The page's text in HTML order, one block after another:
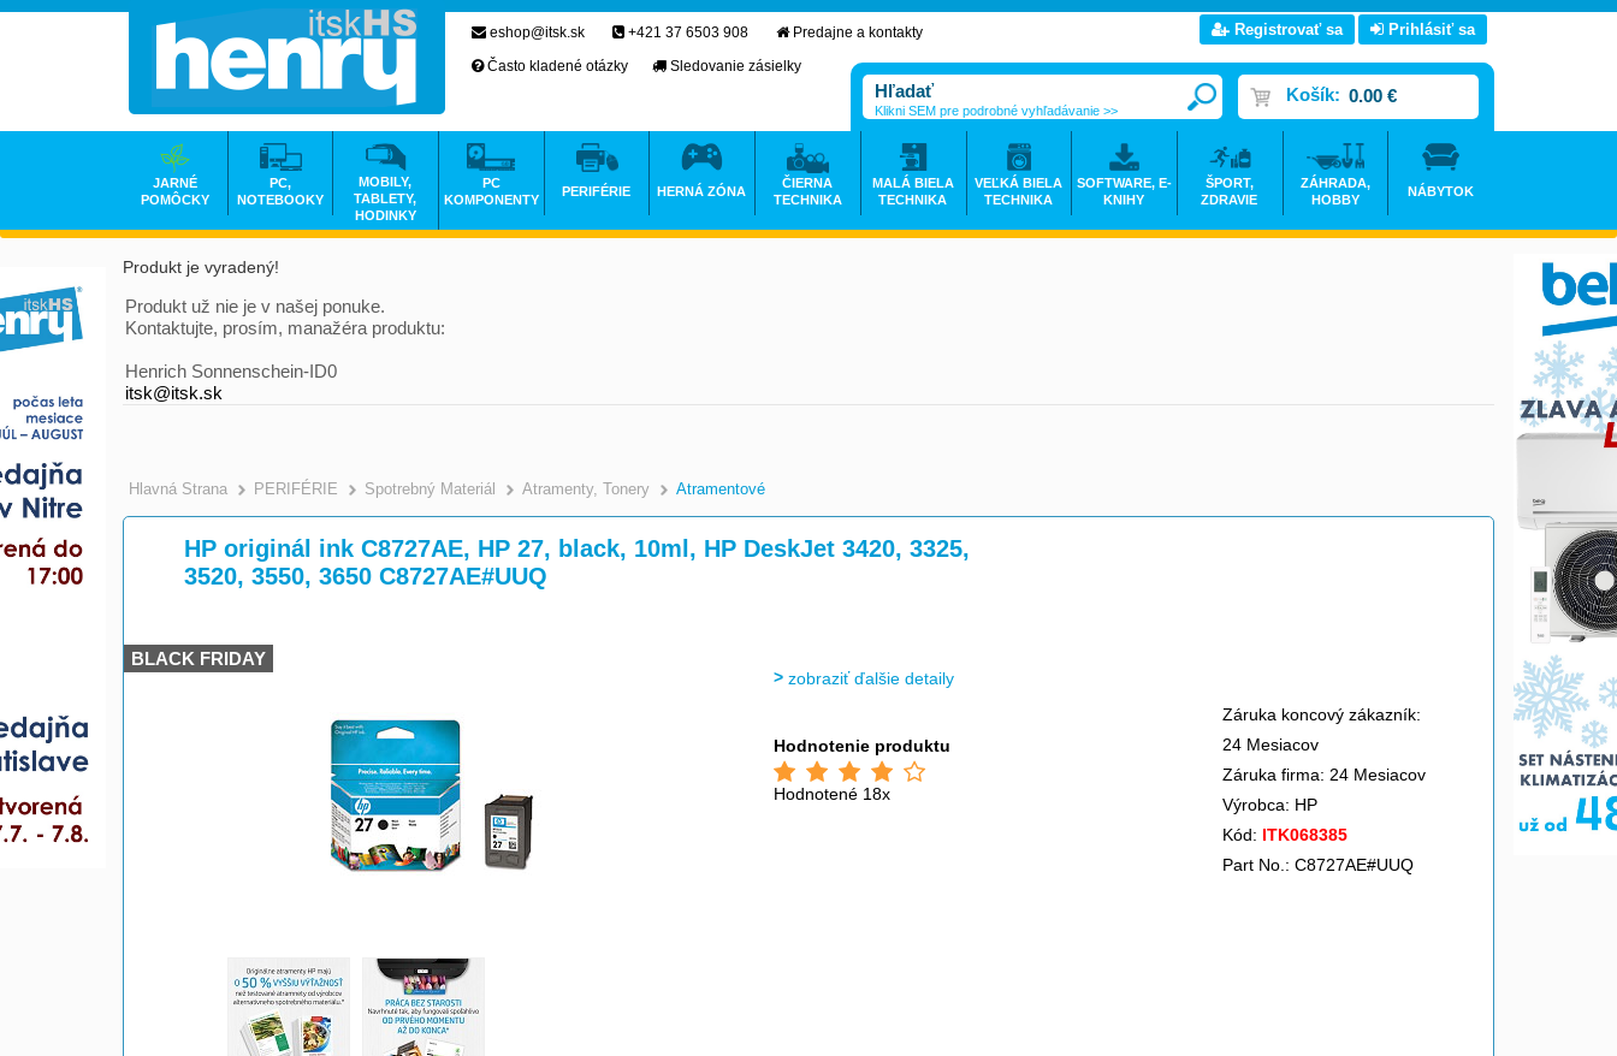
Produkt je vyradený!
Produkt už nie je v našej ponuke.
Kontaktujte, prosím, manažéra produktu:
Henrich Sonnenschein-ID0
itsk@itsk.sk
Hlavná Strana >
PERIFÉRIE >
Spotrebný Materiál >
Atramenty, Tonery >
Atramentové
HP originál ink C8727AE, HP 27, black, 10ml, HP DeskJet 3420, 3325,
3520, 3550, 3650 C8727AE#UUQ
BLACK FRIDAY
zobraziť ďalšie detaily
Hodnotenie produktu
Hodnotené 18x
Záruka koncový zákazník:
24 Mesiacov
Záruka firma: 24 Mesiacov
Výrobca: HP
Kód: ITK068385
Part No.: C8727AE#UUQ
eshop@itsk.sk +421 37 6503 908
Predajne a kontakty
Často kladené otázky
Sledovanie zásielky
Registrovať sa Prihlásiť sa
Košík: 0.00 €
Klikni SEM pre podrobné vyhľadávanie >>
JARNÉ
POMÔCKY
PC,
NOTEBOOKY
MOBILY,
TABLETY,
HODINKY
PC
KOMPONENTY
PERIFÉRIE HERNÁ ZÓNA
ČIERNA
TECHNIKA
MALÁ BIELA
TECHNIKA
VEĽKÁ BIELA
TECHNIKA
SOFTWARE, E-
KNIHY
ŠPORT,
ZDRAVIE
ZÁHRADA,
HOBBY
NÁBYTOK